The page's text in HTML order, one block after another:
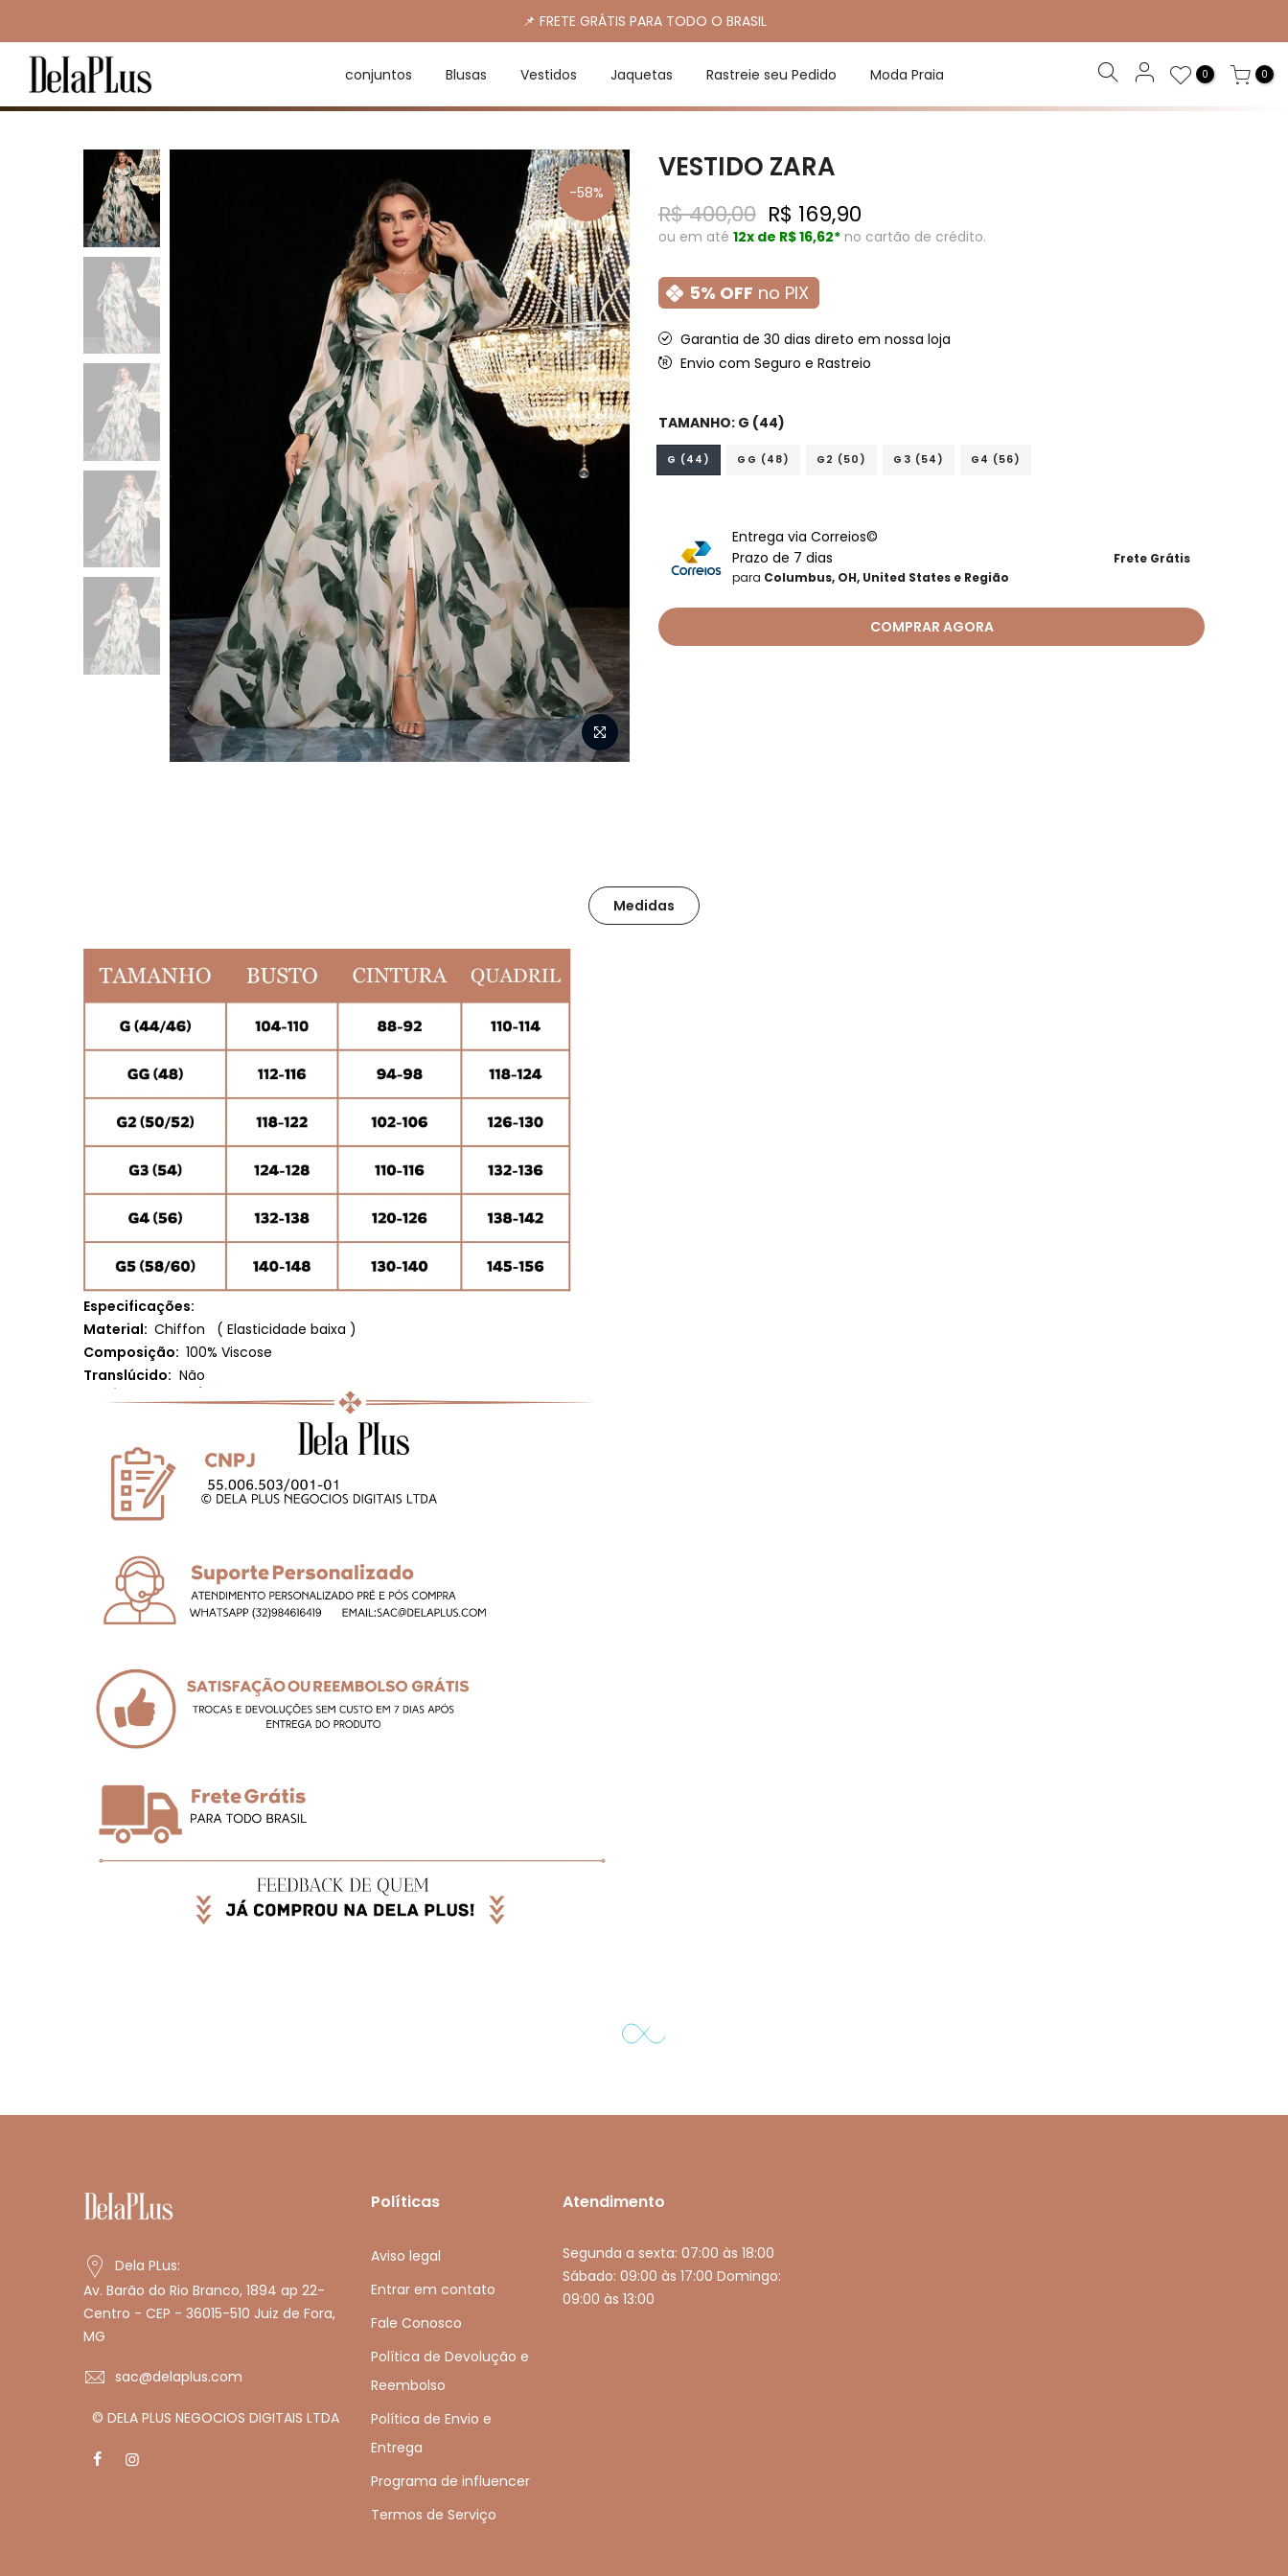
📌 FRETE GRÁTIS PARA TODO O BRASIL
conjuntos Blusas Vestidos Jaquetas Rastreie seu Pedido Moda Praia 0 0
-58%
VESTIDO ZARA
R$ 400,00 R$ 169,90
ou em até 12x de R$ 16,62* no cartão de crédito.
5% OFF no PIX
Garantia de 30 dias direto em nossa loja
Envio com Seguro e Rastreio
TAMANHO: G (44)
G (44) GG (48) G2 (50) G3 (54) G4 (56)
Entrega via Correios©
Prazo de 7 dias
para Columbus, OH, United States e Região
Frete Grátis
COMPRAR AGORA
Medidas
Especificações:
Material: Chiffon ( Elasticidade baixa )
Composição: 100% Viscose
Translúcido: Não
Dela PLus:
Av. Barão do Rio Branco, 1894 ap 22-
Centro - CEP - 36015-510 Juiz de Fora,
MG
sac@delaplus.com
© DELA PLUS NEGOCIOS DIGITAIS LTDA
Políticas
Aviso legal
Entrar em contato
Fale Conosco
Política de Devolução e
Reembolso
Política de Envio e
Entrega
Programa de influencer
Termos de Serviço
Atendimento
Segunda a sexta: 07:00 às 18:00
Sábado: 09:00 às 17:00 Domingo:
09:00 às 13:00